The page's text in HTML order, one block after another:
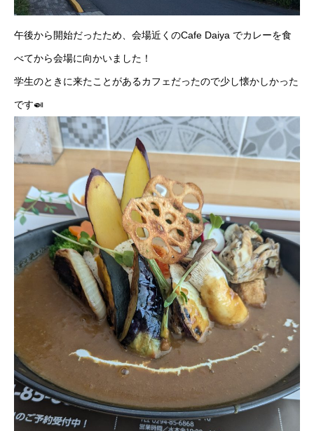
午後から開始だったため、会場近くのCafe Daiya でカレーを食
べてから会場に向かいました！
学生のときに来たことがあるカフェだったので少し懐かしかった
です🍛